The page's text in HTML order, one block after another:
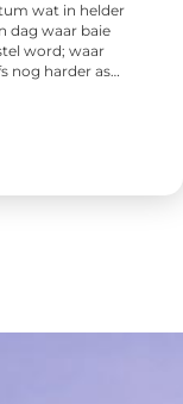
wat in helder
dag waar baie
word; waar
nog harder as…